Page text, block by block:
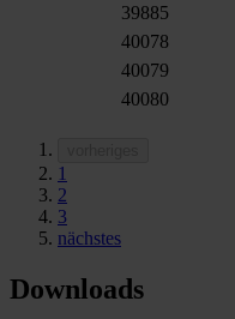
39885
40078
40079
40080
1
2
3
nächstes
Downloads